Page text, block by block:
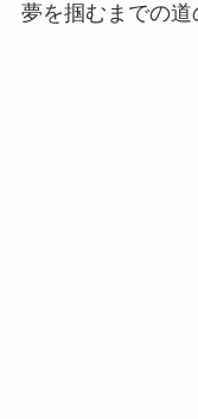
夢を掴むまでの道